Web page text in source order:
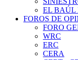
EL BAÚL
FOROS DE
FORO
WRC
ERC
CERA